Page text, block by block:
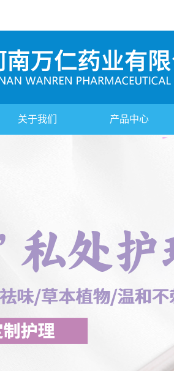
关于我们 产品中心